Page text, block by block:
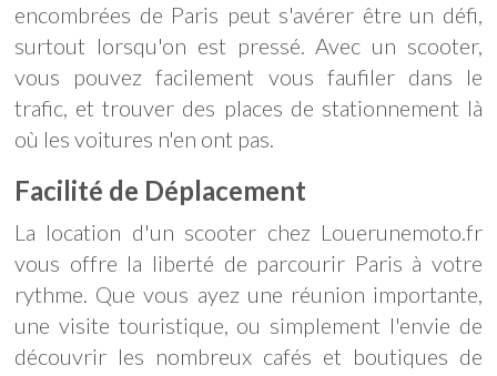
encombrées de Paris peut s'avérer être un défi,
surtout lorsqu'on est pressé. Avec un scooter,
vous pouvez facilement vous faufiler dans le
trafic, et trouver des places de stationnement là
où les voitures n'en ont pas.
Facilité de Déplacement
La location d'un scooter chez Louerunemoto.fr
vous offre la liberté de parcourir Paris à votre
rythme. Que vous ayez une réunion importante,
une visite touristique, ou simplement l'envie de
découvrir les nombreux cafés et boutiques de